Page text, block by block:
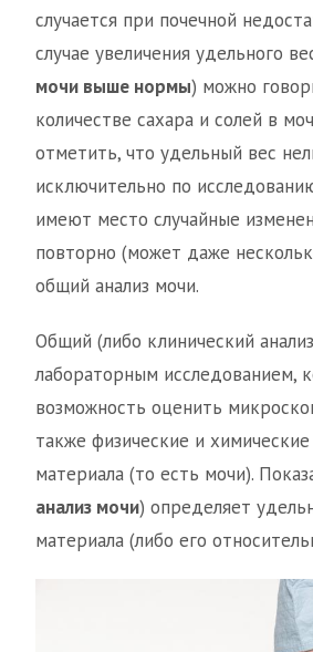
случается при почечной
случае увеличения удельного
мочи выше нормы) можно
количестве сахара и солей в
отметить, что удельный вес
исключительно по
имеют место случайные
повторно (может даже
общий анализ мочи.
Общий (либо клинический
лабораторным исследованием,
возможность оценить
также физические и
материала (то есть мочи).
анализ мочи) определяет
материала (либо его